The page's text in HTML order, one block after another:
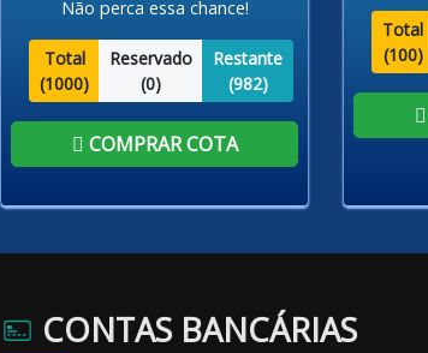
Não perca essa chance!
Total
(1000)
Reservado
(0)
Restante
(982)
COMPRAR COTA
Total
(100)
CONTAS BANCÁRIAS